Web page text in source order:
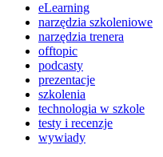
eLearning
narzędzia szkoleniowe
narzędzia trenera
offtopic
podcasty
prezentacje
szkolenia
technologia w szkole
testy i recenzje
wywiady